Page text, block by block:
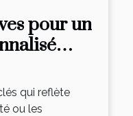
pour un
qui reflète
ou les